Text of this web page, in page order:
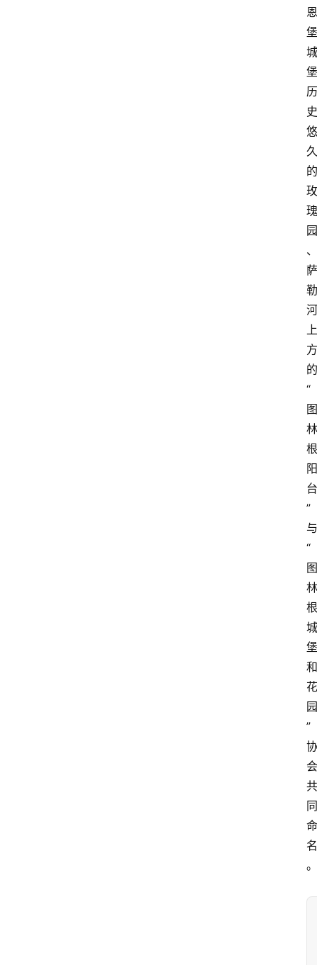
恩
堡
城
堡
历
史
悠
久
的
玫
瑰
园
、
萨
勒
河
上
方
的
“
图
林
根
阳
台
”
与
“
图
林
根
城
堡
和
花
园
”
协
会
共
同
命
名
。